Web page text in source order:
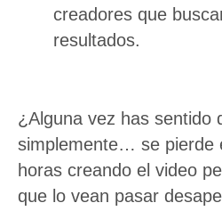
creadores que
resultados.
¿Alguna vez has sentido
simplemente… se pierde
horas creando el video
que lo vean pasar